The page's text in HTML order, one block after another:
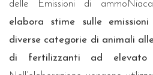
delle Emissioni di
elabora stime sulle
diverse categorie di animali
di fertilizzanti ad elevato